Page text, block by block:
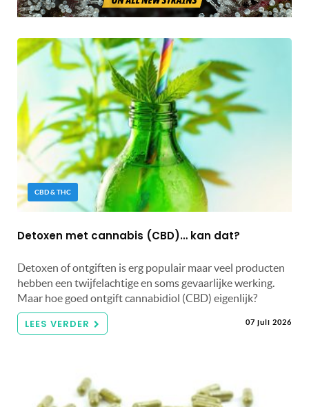
CBD & THC
Detoxen met cannabis (CBD)… kan dat?
Detoxen of ontgiften is erg populair maar veel producten
hebben een twijfelachtige en soms gevaarlijke werking.
Maar hoe goed ontgift cannabidiol (CBD) eigenlijk?
LEES VERDER 07 juli 2026